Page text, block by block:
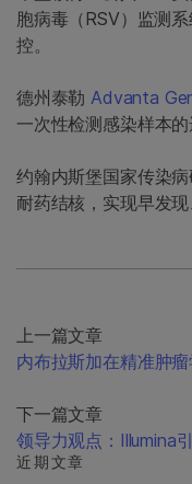
胞病毒（RSV）监测
控。
德州泰勒 Advanta
一次性检测感染样本
约翰内斯堡国家传染
耐药结核，实现早发
上一篇文章
内布拉斯加在精准肿
下一篇文章
领导力观点：Illumina
近期文章